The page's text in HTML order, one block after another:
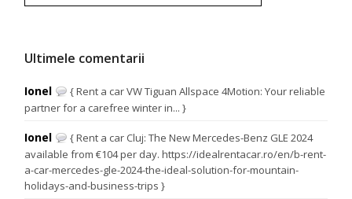
Ultimele comentarii
Ionel
{ Rent a car VW Tiguan Allspace 4Motion: Your reliable
partner for a carefree winter in... }
Ionel
{ Rent a car Cluj: The New Mercedes-Benz GLE 2024
available from €104 per day. https://idealrentacar.ro/en/b-rent-
a-car-mercedes-gle-2024-the-ideal-solution-for-mountain-
holidays-and-business-trips }